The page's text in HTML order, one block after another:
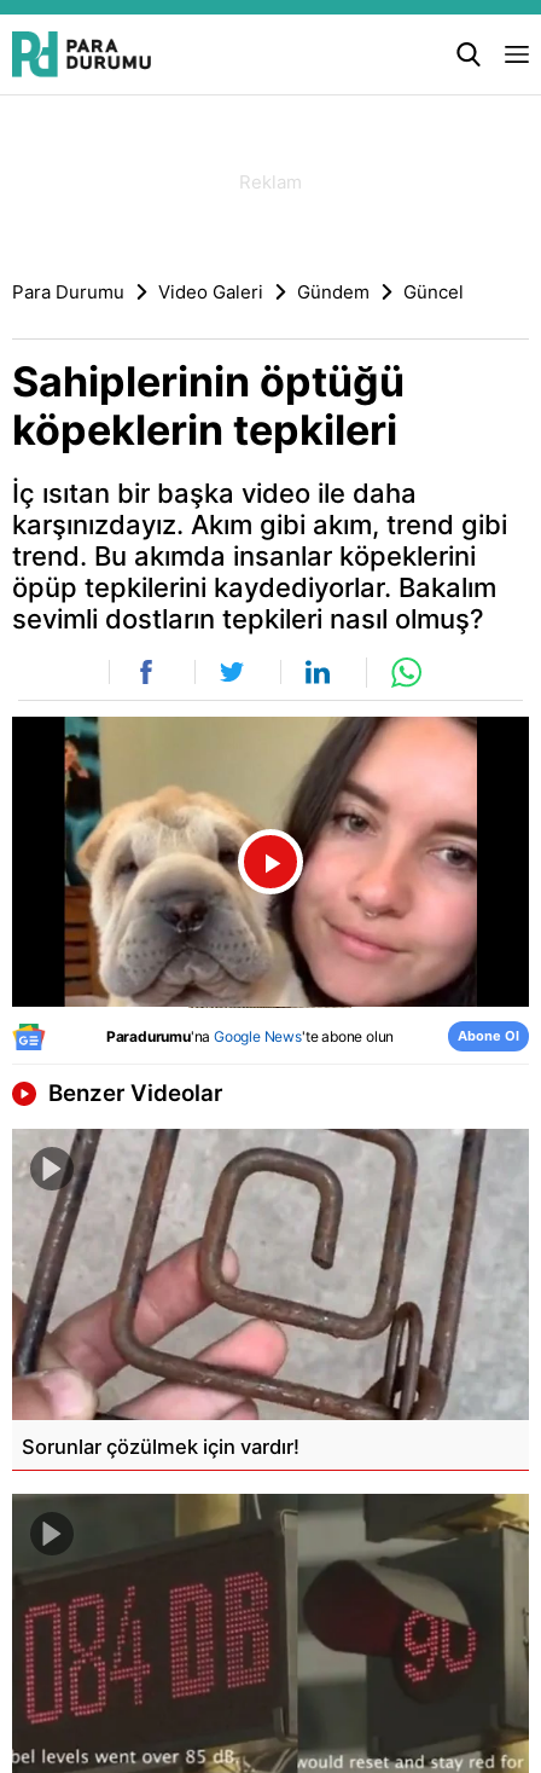
Para Durumu Video Galeri Gündem Güncel
Sahiplerinin öptüğü
köpeklerin tepkileri
İç ısıtan bir başka video ile daha
karşınızdayız. Akım gibi akım, trend gibi
trend. Bu akımda insanlar köpeklerini
öpüp tepkilerini kaydediyorlar. Bakalım
sevimli dostların tepkileri nasıl olmuş?
Videoyu
Oynat
Paradurumu'naGoogle News'te abone olun Abone Ol
Benzer Videolar
Sorunlar çözülmek için vardır!